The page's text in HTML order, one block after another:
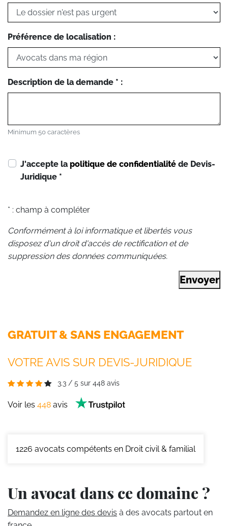
Préférence de localisation :
Description de la demande * :
Minimum 50 caractères
J'accepte la politique de confidentialité de Devis-
Juridique *
* : champ à compléter
Conformément à loi informatique et libertés vous
disposez d'un droit d'accès de rectification et de
suppression des données communiquées.
Envoyer
GRATUIT & SANS ENGAGEMENT
VOTRE AVIS SUR DEVIS-JURIDIQUE
3.3 / 5 sur 448 avis
Voir les 448 avis
1226 avocats compétents en Droit civil & familial
Un avocat dans ce domaine ?
Demandez en ligne des devis à des avocats partout en